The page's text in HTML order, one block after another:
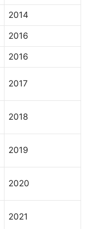
2014
2016
2016
2017
2018
2019
2020
2021